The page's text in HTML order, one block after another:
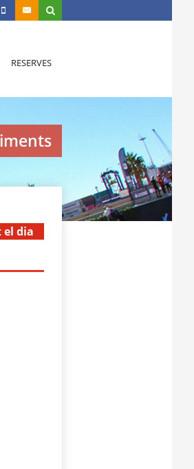
RESERVES
el dia